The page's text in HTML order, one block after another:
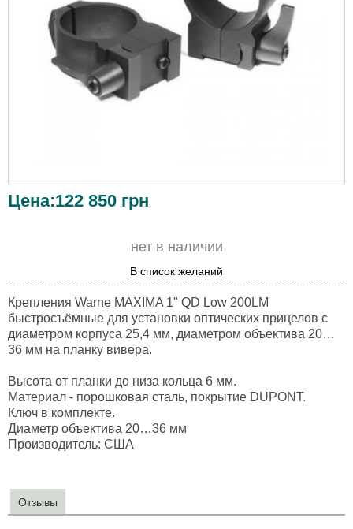
Цена:122 850 грн
нет в наличии
В список желаний
Крепления Warne MAXIMA 1" QD Low 200LM
быстросъёмные для установки оптических прицелов с
диаметром корпуса 25,4 мм, диаметром объектива 20…
36 мм на планку вивера.
Высота от планки до низа кольца 6 мм.
Материал - порошковая сталь, покрытие DUPONT.
Ключ в комплекте.
Диаметр объектива 20…36 мм
Производитель: США
Отзывы